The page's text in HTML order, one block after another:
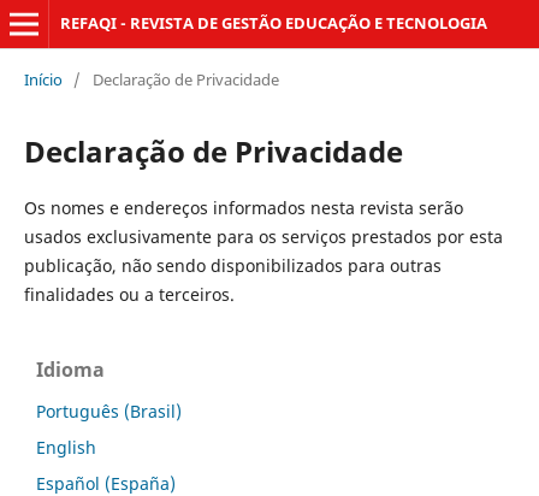
REFAQI - REVISTA DE GESTÃO EDUCAÇÃO E TECNOLOGIA
Início / Declaração de Privacidade
Declaração de Privacidade
Os nomes e endereços informados nesta revista serão
usados exclusivamente para os serviços prestados por esta
publicação, não sendo disponibilizados para outras
finalidades ou a terceiros.
Idioma
Português (Brasil)
English
Español (España)